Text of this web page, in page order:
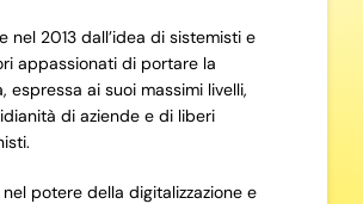
nel 2013 dall’idea di sistemisti e
appassionati di portare la
espressa ai suoi massimi livelli,
di aziende e di liberi
potere della digitalizzazione e